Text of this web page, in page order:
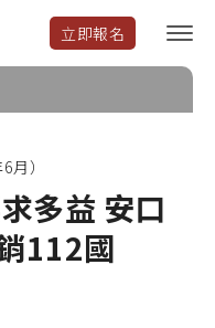
立即報名
選
單
）
多益 安口
112國